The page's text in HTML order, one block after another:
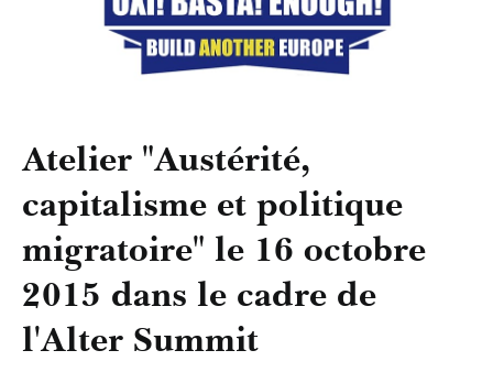
Atelier "Austérité,
capitalisme et politique
migratoire" le 16 octobre
2015 dans le cadre de
l'Alter Summit